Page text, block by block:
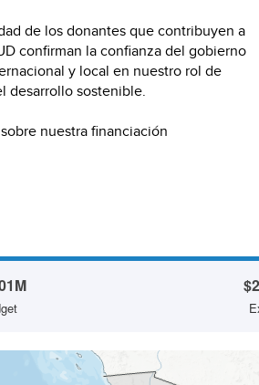
de los donantes que contribuyen a
confirman la confianza del gobierno
y local en nuestro rol de
desarrollo sostenible.
nuestra financiación